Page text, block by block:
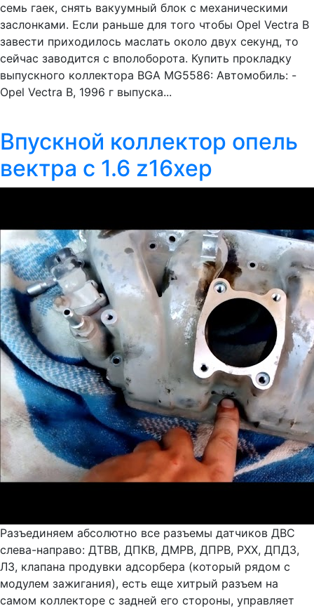
семь гаек, снять вакуумный блок с механическими
заслонками. Если раньше для того чтобы Opel Vectra B
завести приходилось маслать около двух секунд, то
сейчас заводится с вполоборота. Купить прокладку
выпускного коллектора BGA MG5586: Автомобиль: -
Opel Vectra B, 1996 г выпуска...
Впускной коллектор опель
вектра с 1.6 z16xep
Разъединяем абсолютно все разъемы датчиков ДВС
слева-направо: ДТВВ, ДПКВ, ДМРВ, ДПРВ, РХХ, ДПДЗ,
ЛЗ, клапана продувки адсорбера (который рядом с
модулем зажигания), есть еще хитрый разъем на
самом коллекторе с задней его стороны, управляет